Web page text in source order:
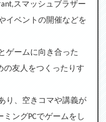
スマッシュブラザー
イベントの開催などを
ゲームに向き合った
の友人をつくったりす
り、空きコマや講義が
ングPCでゲームをし